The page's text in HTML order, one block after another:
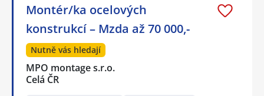
Montér/ka ocelových
konstrukcí – Mzda až 70 000,-
Nutně vás hledají
MPO montage s.r.o.
Celá ČR